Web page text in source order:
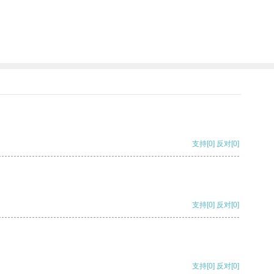
支持[0] 反对[0]
支持[0] 反对[0]
支持[0] 反对[0]